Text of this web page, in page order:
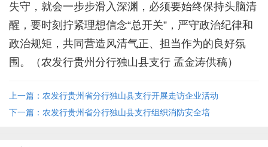
失守，就会一步步滑入深渊，必须要始终保持头脑清
醒，要时刻拧紧理想信念“总开关”，严守政治纪律和
政治规矩，共同营造风清气正、担当作为的良好氛
围。（农发行贵州分行独山县支行 孟金涛供稿）
上一篇：农发行贵州省分行独山县支行开展走访企业活动
下一篇：农发行贵州省分行独山县支行组织消防安全培